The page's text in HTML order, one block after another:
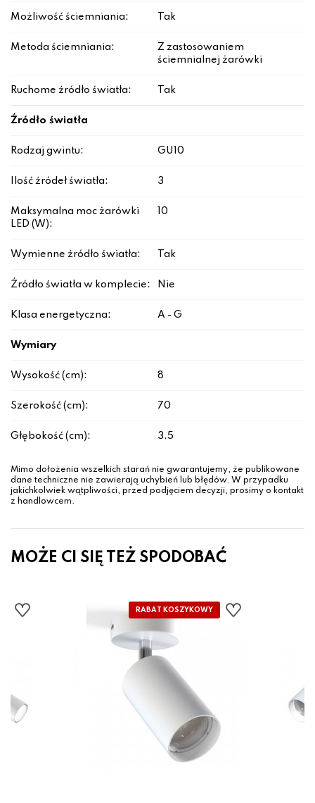
Możliwość ściemniania: Tak
Metoda ściemniania:
Z zastosowaniem
ściemnialnej żarówki
Ruchome źródło światła: Tak
Źródło światła
Rodzaj gwintu: GU10
Ilość źródeł światła: 3
Maksymalna moc żarówki
LED (W):
10
Wymienne źródło światła: Tak
Źródło światła w komplecie: Nie
Klasa energetyczna: A - G
Wymiary
Wysokość (cm): 8
Szerokość (cm): 70
Głębokość (cm): 3.5
Mimo dołożenia wszelkich starań nie gwarantujemy, że publikowane
dane techniczne nie zawierają uchybień lub błędów. W przypadku
jakichkolwiek wątpliwości, przed podjęciem decyzji, prosimy o kontakt
z handlowcem.
MOŻE CI SIĘ TEŻ SPODOBAĆ